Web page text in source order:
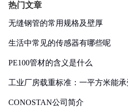
热门文章
无缝钢管的常用规格及壁厚
生活中常见的传感器有哪些呢
PE100管材的含义是什么
工业厂房载重标准：一平方米能
CONOSTAN公司简介